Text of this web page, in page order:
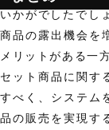
いかがでしたでし
商品の露出機会を
メリットがある一
セット商品に関す
すべく、システム
品の販売を実現す